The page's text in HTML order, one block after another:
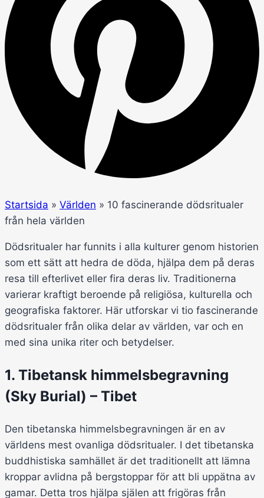
Startsida » Världen » 10 fascinerande dödsritualer
från hela världen
Dödsritualer har funnits i alla kulturer genom historien
som ett sätt att hedra de döda, hjälpa dem på deras
resa till efterlivet eller fira deras liv. Traditionerna
varierar kraftigt beroende på religiösa, kulturella och
geografiska faktorer. Här utforskar vi tio fascinerande
dödsritualer från olika delar av världen, var och en
med sina unika riter och betydelser.
1. Tibetansk himmelsbegravning
(Sky Burial) – Tibet
Den tibetanska himmelsbegravningen är en av
världens mest ovanliga dödsritualer. I det tibetanska
buddhistiska samhället är det traditionellt att lämna
kroppar avlidna på bergstoppar för att bli uppätna av
gamar. Detta tros hjälpa själen att frigöras från